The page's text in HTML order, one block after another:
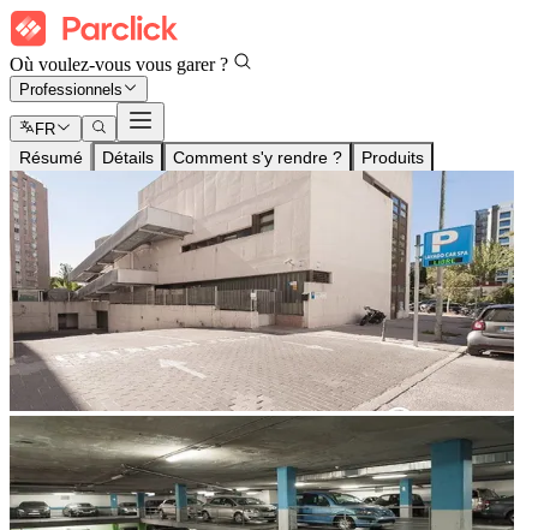
Où voulez-vous vous garer ?
Professionnels
FR
Résumé Détails Comment s'y rendre ? Produits